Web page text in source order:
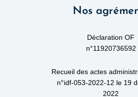
i
r
Nos
Déclaration OF
n°11920736592
Recueil des actes
n°idf-053-2022-12 le 19
2022